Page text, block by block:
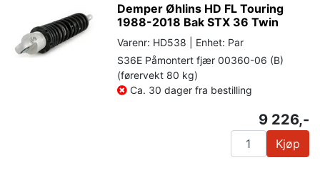
Demper Øhlins HD FL Touring
1988-2018 Bak STX 36 Twin
Varenr: HD538 | Enhet: Par
S36E Påmontert fjær 00360-06 (B)
(førervekt 80 kg)
Ca. 30 dager fra bestilling
9 226,-
Kjøp